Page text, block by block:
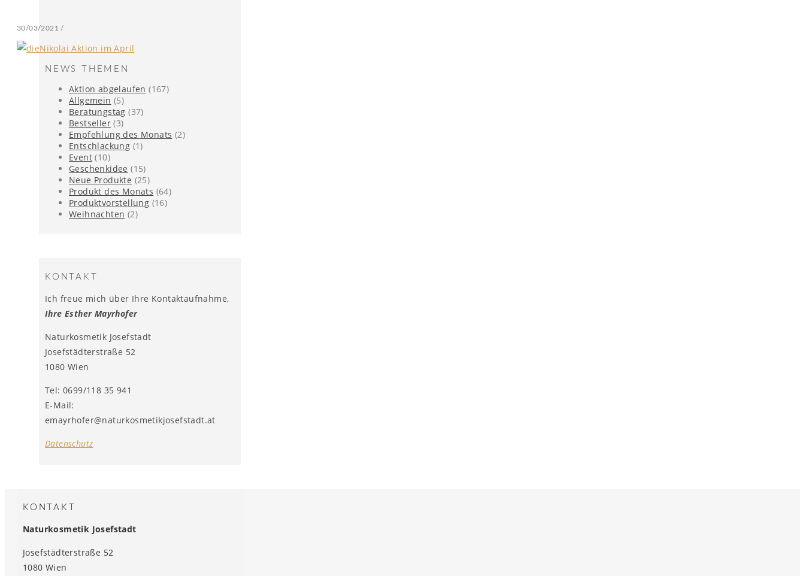
30/03/2021 /
NEWS THEMEN
Aktion abgelaufen (167)
Allgemein (5)
Beratungstag (37)
Bestseller (3)
Empfehlung des Monats (2)
Entschlackung (1)
Event (10)
Geschenkidee (15)
Neue Produkte (25)
Produkt des Monats (64)
Produktvorstellung (16)
Weihnachten (2)
KONTAKT
Ich freue mich über Ihre Kontaktaufnahme,
Ihre Esther Mayrhofer
Naturkosmetik Josefstadt
Josefstädterstraße 52
1080 Wien
Tel: 0699/118 35 941
E-Mail:
emayrhofer@naturkosmetikjosefstadt.at
Datenschutz
KONTAKT
Naturkosmetik Josefstadt
Josefstädterstraße 52
1080 Wien